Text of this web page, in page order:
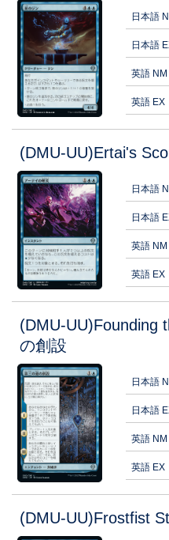
日本語
日本語
英語 NM
英語 EX
(DMU-UU)Ertai's
日本語
日本語
英語 NM
英語 EX
(DMU-UU)Founding
の創設
日本語
日本語
英語 NM
英語 EX
(DMU-UU)Frostfist